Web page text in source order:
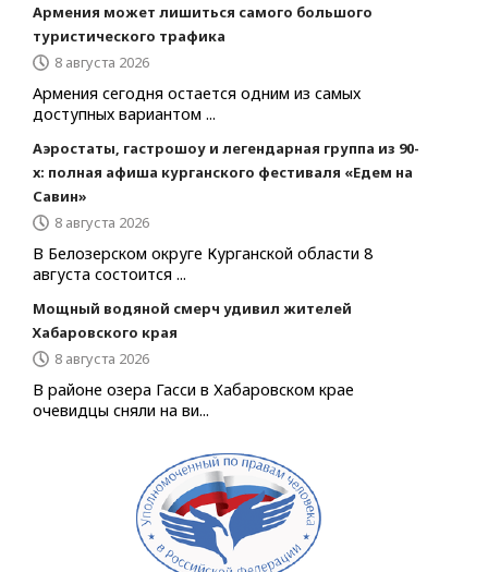
Армения может лишиться самого большого
туристического трафика
8 августа 2026
Армения сегодня остается одним из самых
доступных вариантом ...
Аэростаты, гастрошоу и легендарная группа из 90-
х: полная афиша курганского фестиваля «Едем на
Савин»
8 августа 2026
В Белозерском округе Курганской области 8
августа состоится ...
Мощный водяной смерч удивил жителей
Хабаровского края
8 августа 2026
В районе озера Гасси в Хабаровском крае
очевидцы сняли на ви...